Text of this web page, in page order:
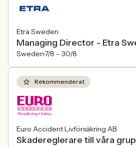
Etra Sweden
Managing Director - Etra
Sweden7/8 – 30/8
Rekommenderat
Euro Accident Livförsäkring AB
Skadereglerare till våra